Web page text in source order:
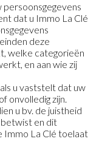
persoonsgegevens
dat u Immo La Clé
deze
welke categorieën
en aan wie zij
u vaststelt dat uw
onvolledig zijn.
u bv. de juistheid
betwist en dit
Immo La Clé toelaat